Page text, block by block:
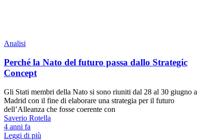
Analisi
Perché la Nato del futuro passa dallo Strategic
Concept
Gli Stati membri della Nato si sono riuniti dal 28 al 30 giugno a
Madrid con il fine di elaborare una strategia per il futuro
dell’Alleanza che fosse coerente con
Saverio Rotella
4 anni fa
Leggi di più